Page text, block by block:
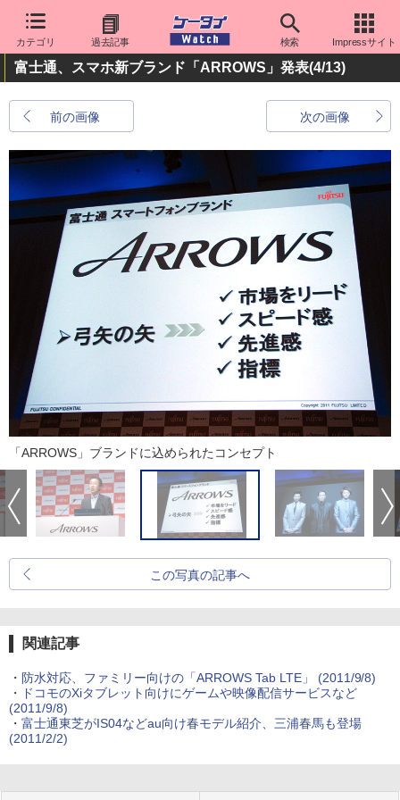
カテゴリ 過去記事 検索 Impressサイト
富士通、スマホ新ブランド「ARROWS」発表(4/13)
前の画像 次の画像
「ARROWS」ブランドに込められたコンセプト
この写真の記事へ
関連記事
・ 防水対応、ファミリー向けの「ARROWS Tab LTE」
(2011/9/8)
・
ドコモのXiタブレット向けにゲームや映像配信サービスなど
(2011/9/8)
・ 富士通東芝がIS04などau向け春モデル紹介、三浦春馬も登場
(2011/2/2)